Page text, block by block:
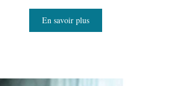
En savoir plus